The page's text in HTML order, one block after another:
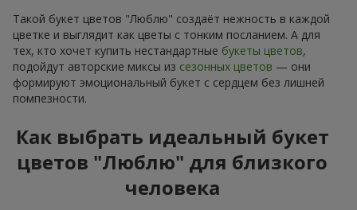
Такой букет цветов "Люблю" создаёт нежность в каждой
цветке и выглядит как цветы с тонким посланием. А для
тех, кто хочет купить нестандартные букеты цветов,
подойдут авторские миксы из сезонных цветов — они
формируют эмоциональный букет с сердцем без лишней
помпезности.
Как выбрать идеальный букет
цветов "Люблю" для близкого
человека